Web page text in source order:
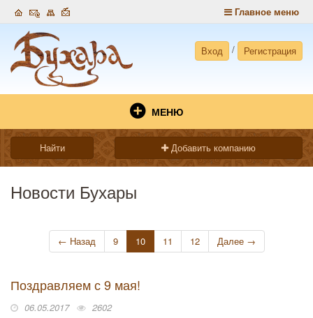
Главное меню
Вход / Регистрация
МЕНЮ
Найти Добавить компанию
Новости Бухары
← Назад 9 10 11 12 Далее →
Поздравляем с 9 мая!
06.05.2017
2602